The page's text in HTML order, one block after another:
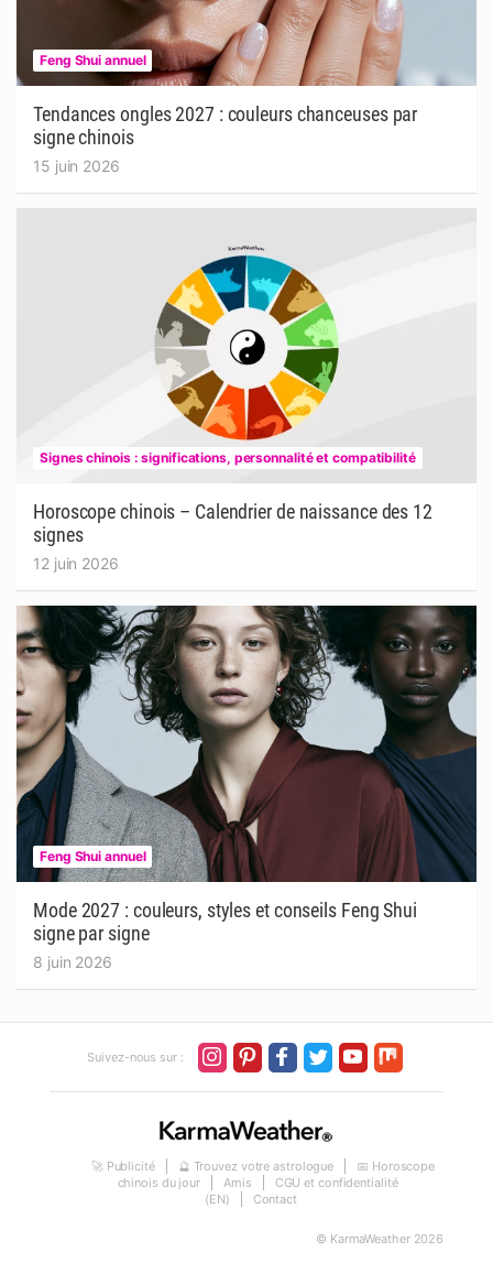
Feng Shui annuel
Tendances ongles 2027 : couleurs chanceuses par
signe chinois
15 juin 2026
Signes chinois : significations, personnalité et compatibilité
Horoscope chinois – Calendrier de naissance des 12
signes
12 juin 2026
Feng Shui annuel
Mode 2027 : couleurs, styles et conseils Feng Shui
signe par signe
8 juin 2026
Suivez-nous sur :
🚀 Publicité 🔮 Trouvez votre astrologue
📅 Horoscope
chinois du jour
Amis
CGU et confidentialité
(EN)
Contact
© KarmaWeather 2026